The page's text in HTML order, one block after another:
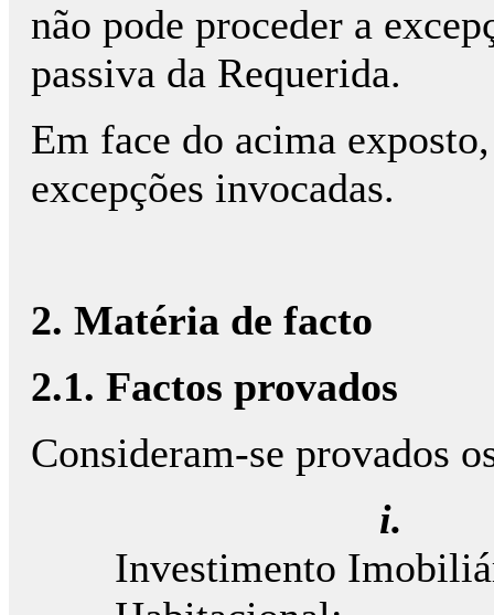
não pode proceder a
passiva da Requerida.
Em face do acima
excepções invocadas.
2. Matéria de facto
2.1. Factos provados
Consideram-se provados
Investimento